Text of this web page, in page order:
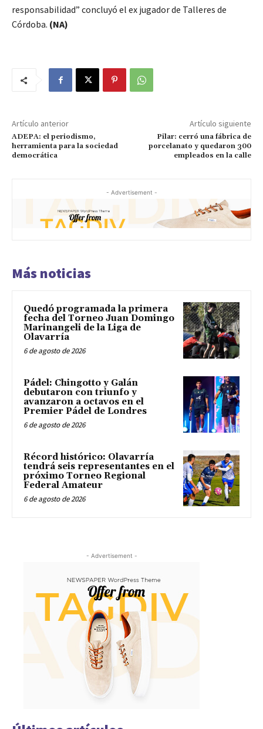
responsabilidad” concluyó el ex jugador de Talleres de
Córdoba. (NA)
Artículo anterior
ADEPA: el periodismo,
herramienta para la sociedad
democrática
Artículo siguiente
Pilar: cerró una fábrica de
porcelanato y quedaron 300
empleados en la calle
- Advertisement -
Más noticias
Quedó programada la primera
fecha del Torneo Juan Domingo
Marinangeli de la Liga de
Olavarría
6 de agosto de 2026
Pádel: Chingotto y Galán
debutaron con triunfo y
avanzaron a octavos en el
Premier Pádel de Londres
6 de agosto de 2026
Récord histórico: Olavarría
tendrá seis representantes en el
próximo Torneo Regional
Federal Amateur
6 de agosto de 2026
- Advertisement -